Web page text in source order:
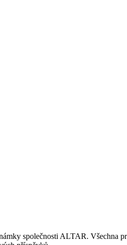
společnosti ALTAR. Všechna